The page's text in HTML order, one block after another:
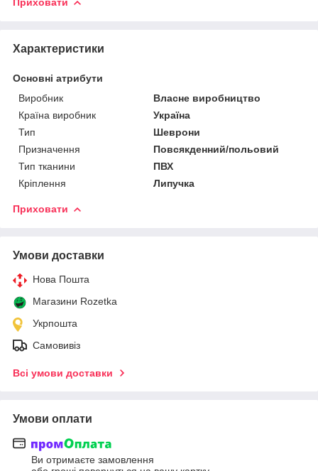
Характеристики
Основні атрибути
Виробник
Власне виробництво
Країна виробник
Україна
Тип
Шеврони
Призначення
Повсякденний/польовий
Тип тканини
ПВХ
Кріплення
Липучка
Приховати
Умови доставки
Нова Пошта
Магазини Rozetka
Укрпошта
Самовивіз
Всі умови доставки
Умови оплати
Ви отримаєте замовлення